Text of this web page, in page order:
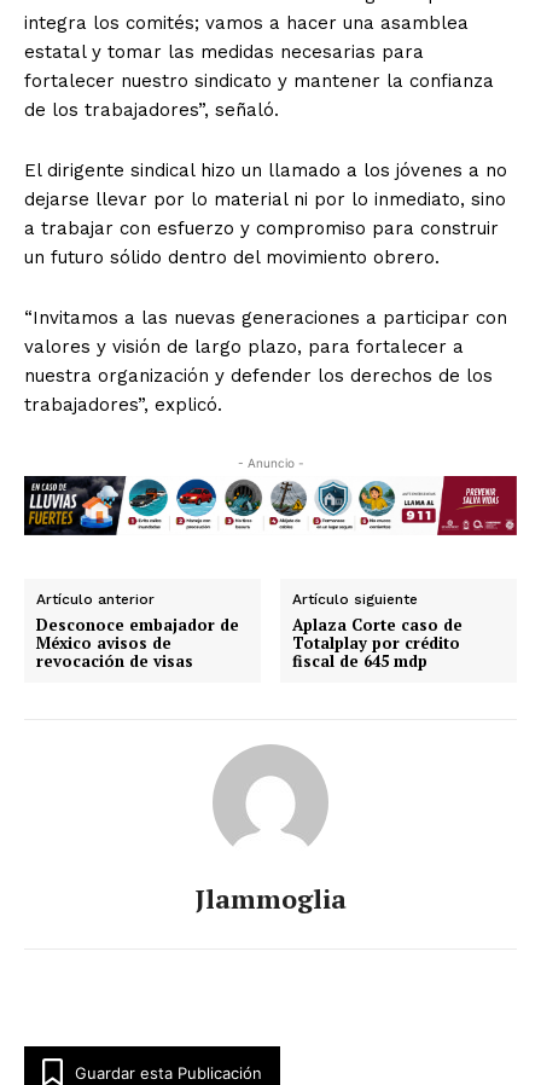
integra los comités; vamos a hacer una asamblea
estatal y tomar las medidas necesarias para
fortalecer nuestro sindicato y mantener la confianza
de los trabajadores”, señaló.
El dirigente sindical hizo un llamado a los jóvenes a no
dejarse llevar por lo material ni por lo inmediato, sino
a trabajar con esfuerzo y compromiso para construir
un futuro sólido dentro del movimiento obrero.
“Invitamos a las nuevas generaciones a participar con
valores y visión de largo plazo, para fortalecer a
nuestra organización y defender los derechos de los
trabajadores”, explicó.
- Anuncio -
Artículo anterior
Desconoce embajador de
México avisos de
revocación de visas
Artículo siguiente
Aplaza Corte caso de
Totalplay por crédito
fiscal de 645 mdp
Jlammoglia
Guardar esta Publicación